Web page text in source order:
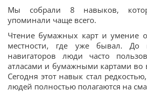
Мы собрали 8 навыков,
упоминали чаще всего.
Чтение бумажных карт и умение
местности, где уже бывал. До
навигаторов люди часто
атласами и бумажными картами во
Сегодня этот навык стал
людей полностью полагаются на